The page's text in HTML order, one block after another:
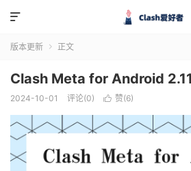

版本更新  正文
Clash Meta for Android
2024-10-01 评论(0)  赞(6)